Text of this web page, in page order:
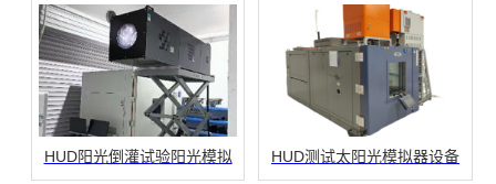
HUD阳光倒灌试验阳光模拟 HUD测试太阳光模拟器设备